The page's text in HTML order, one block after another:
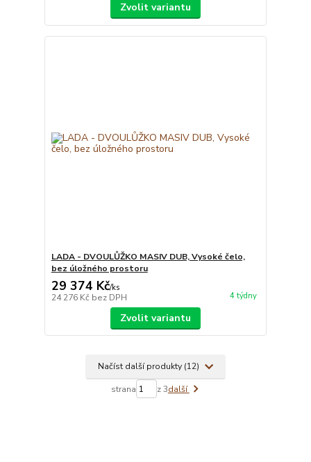
Zvolit variantu
LADA - DVOULŮŽKO MASIV DUB, Vysoké čelo,
bez úložného prostoru
29 374 Kč/ks
24 276 Kč bez DPH 4 týdny
Zvolit variantu
Načíst další produkty (12)
strana z 3další